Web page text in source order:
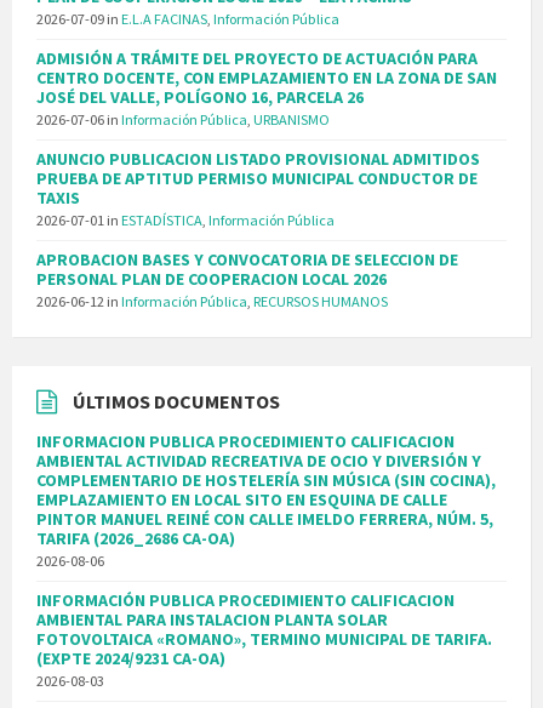
2026-07-09 in E.L.A FACINAS, Información Pública
ADMISIÓN A TRÁMITE DEL PROYECTO DE ACTUACIÓN PARA
CENTRO DOCENTE, CON EMPLAZAMIENTO EN LA ZONA DE SAN
JOSÉ DEL VALLE, POLÍGONO 16, PARCELA 26
2026-07-06 in Información Pública, URBANISMO
ANUNCIO PUBLICACION LISTADO PROVISIONAL ADMITIDOS
PRUEBA DE APTITUD PERMISO MUNICIPAL CONDUCTOR DE
TAXIS
2026-07-01 in ESTADÍSTICA, Información Pública
APROBACION BASES Y CONVOCATORIA DE SELECCION DE
PERSONAL PLAN DE COOPERACION LOCAL 2026
2026-06-12 in Información Pública, RECURSOS HUMANOS
ÚLTIMOS DOCUMENTOS
INFORMACION PUBLICA PROCEDIMIENTO CALIFICACION
AMBIENTAL ACTIVIDAD RECREATIVA DE OCIO Y DIVERSIÓN Y
COMPLEMENTARIO DE HOSTELERÍA SIN MÚSICA (SIN COCINA),
EMPLAZAMIENTO EN LOCAL SITO EN ESQUINA DE CALLE
PINTOR MANUEL REINÉ CON CALLE IMELDO FERRERA, NÚM. 5,
TARIFA (2026_2686 CA-OA)
2026-08-06
INFORMACIÓN PUBLICA PROCEDIMIENTO CALIFICACION
AMBIENTAL PARA INSTALACION PLANTA SOLAR
FOTOVOLTAICA «ROMANO», TERMINO MUNICIPAL DE TARIFA.
(EXPTE 2024/9231 CA-OA)
2026-08-03